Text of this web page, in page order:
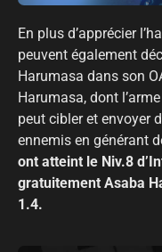
En plus d’apprécier
peuvent également
Harumasa dans son
Harumasa, dont
peut cibler et envoyer
ennemis en générant
ont atteint le Niv.8
gratuitement Asaba
1.4.